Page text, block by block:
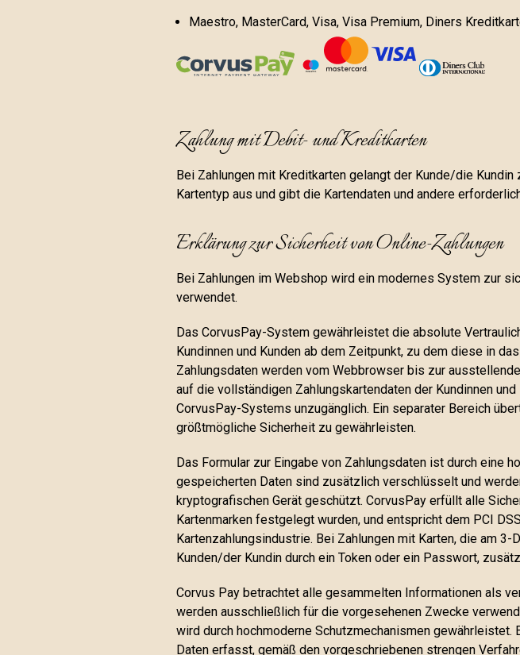
Maestro, MasterCard, Visa, Visa Premium, Diners
Zahlung mit Debit- und Kreditkarten
Bei Zahlungen mit Kreditkarten gelangt der Kunde/die
Kartentyp aus und gibt die Kartendaten und andere
Erklärung zur Sicherheit von Online-Zahlungen
Bei Zahlungen im Webshop wird ein modernes System zur
verwendet.
Das CorvusPay-System gewährleistet die absolute
Kundinnen und Kunden ab dem Zeitpunkt, zu dem diese in
Zahlungsdaten werden vom Webbrowser bis zur
auf die vollständigen Zahlungskartendaten der Kundinnen
CorvusPay-Systems unzugänglich. Ein separater Bereich
größtmögliche Sicherheit zu gewährleisten.
Das Formular zur Eingabe von Zahlungsdaten ist durch eine
gespeicherten Daten sind zusätzlich verschlüsselt und
kryptografischen Gerät geschützt. CorvusPay erfüllt alle
Kartenmarken festgelegt wurden, und entspricht dem PCI
Kartenzahlungsindustrie. Bei Zahlungen mit Karten, die am
Kunden/der Kundin durch ein Token oder ein Passwort,
Corvus Pay betrachtet alle gesammelten Informationen als
werden ausschließlich für die vorgesehenen Zwecke
wird durch hochmoderne Schutzmechanismen
Daten erfasst, gemäß den vorgeschriebenen strengen